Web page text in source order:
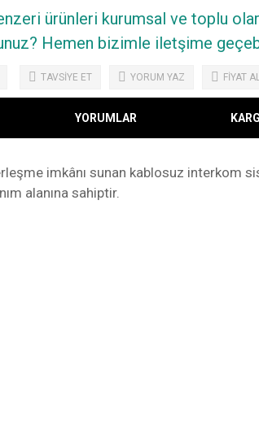
ürünleri kurumsal ve toplu
Hemen bizimle iletşime
TAVSİYE ET YORUM YAZ FİYAT
YORUMLAR
imkânı sunan kablosuz interkom
alanına sahiptir.